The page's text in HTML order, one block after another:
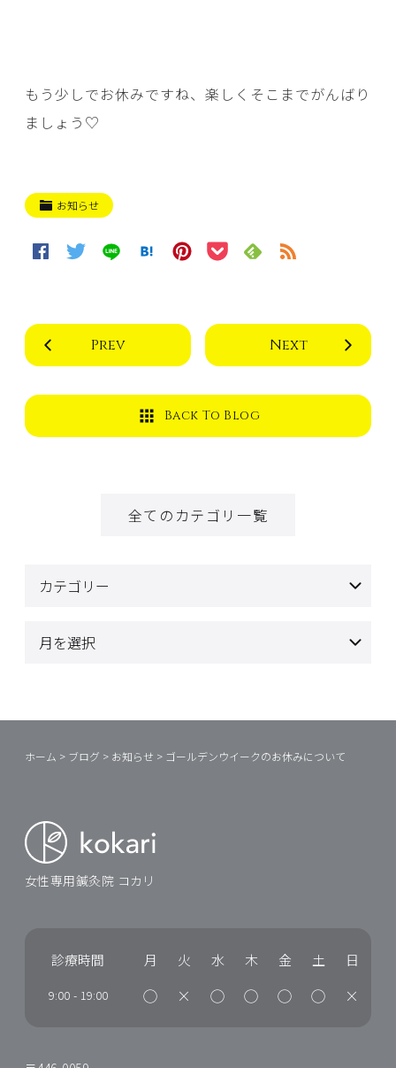
もう少しでお休みですね、楽しくそこまでがんばり
ましょう♡
お知らせ
Prev Next
Back To Blog
全てのカテゴリ一覧
ホーム > ブログ > お知らせ > ゴールデンウイークのお休みについて
女性専用鍼灸院 コカリ
診療時間 月 火 水 木 金 土 日
9:00 - 19:00 ◯ × ◯ ◯ ◯ ◯ ×